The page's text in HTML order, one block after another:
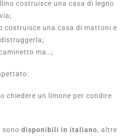
costruisce una casa di legno
costruisce una casa di mattoni e
ma…;
chiedere un limone per condire
sonodisponibili in italiano, altre